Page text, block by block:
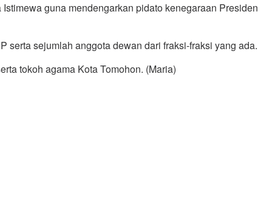
guna mendengarkan pidato kenegaraan Presiden
sejumlah anggota dewan dari fraksi-fraksi yang ada.
tokoh agama Kota Tomohon. (Maria)